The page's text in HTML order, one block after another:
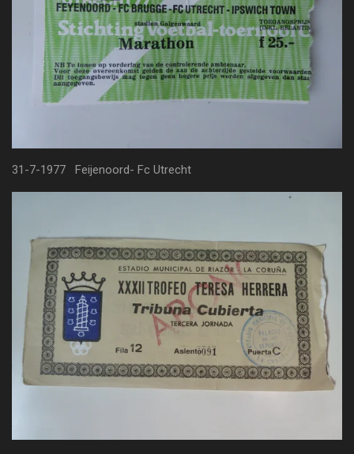
31-7-1977 Feijenoord- Fc Utrecht